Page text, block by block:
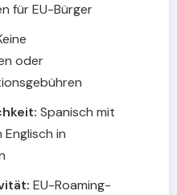
für EU-Bürger
oder
Spanisch mit
in
EU-Roaming-